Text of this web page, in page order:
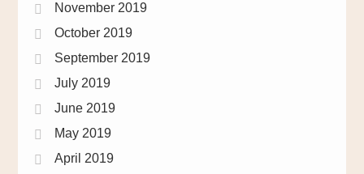
November 2019
October 2019
September 2019
July 2019
June 2019
May 2019
April 2019